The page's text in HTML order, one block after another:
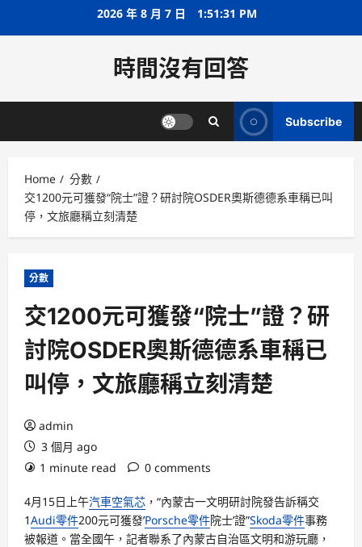
2026 年 8 月 7 日 1:51:32 PM
時間沒有回答
Subscribe
Home
分數
交1200元可獲發“院士”證？研討院OSDER奧斯德德系車稱已叫
停，文旅廳稱立刻清楚
分數
交1200元可獲發“院士”證？研
討院OSDER奧斯德德系車稱已
叫停，文旅廳稱立刻清楚
admin
3 個月 ago
1 minute read
0 comments
4月15日上午汽車空氣芯 ，“內蒙古一文明研討院發告訴稱交
1Audi零件200元可獲發’Porsche零件院士’證”Skoda零件事務
被報道。當全國午，記者聯系了內蒙古自治區文明和游玩廳，